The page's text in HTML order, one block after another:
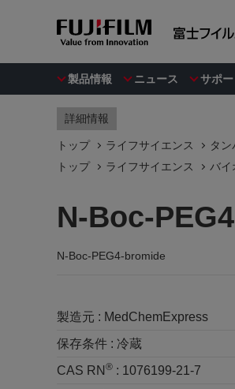
製品情報 ニュース サポー
詳細情報
トップ ライフサイエンス タ
トップ
ライフサイエンス バイ
N-Boc-
N-Boc-PEG4-bromide
製造元 : MedChemExpress
保存条件 : 冷蔵
CAS RN ® : 1076199-21-7